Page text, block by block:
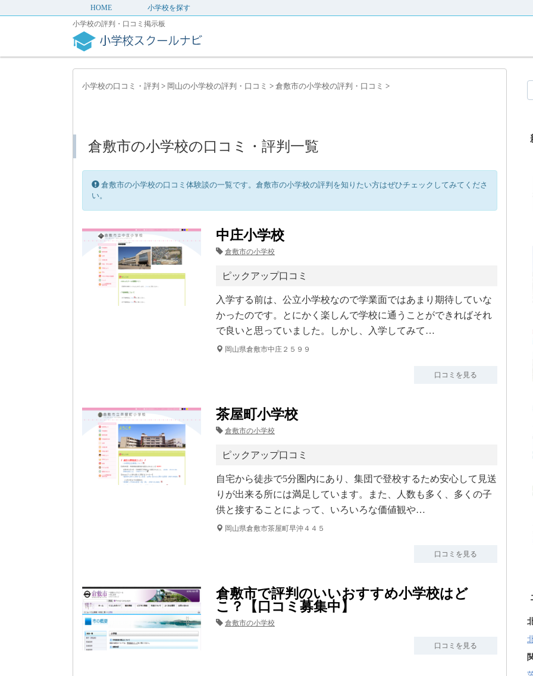
HOME
小学校を探す
小学校の評判・口コミ掲示板
小学校の口コミ・評判 > 岡山の小学校の評判・口コミ > 倉敷市の小学校の評判・口コミ >
倉敷市の小学校の口コミ・評判一覧
倉敷市の小学校の口コミ体験談の一覧です。倉敷市の小学校の評判を知りたい方はぜひチェックしてみてくださ
い。
中庄小学校
倉敷市の小学校
ピックアップ口コミ
入学する前は、公立小学校なので学業面ではあまり期待していな
かったのです。とにかく楽しんで学校に通うことができればそれ
で良いと思っていました。しかし、入学してみて…
岡山県倉敷市中庄２５９９
口コミを見る
茶屋町小学校
倉敷市の小学校
ピックアップ口コミ
自宅から徒歩で5分圏内にあり、集団で登校するため安心して見送
りが出来る所には満足しています。また、人数も多く、多くの子
供と接することによって、いろいろな価値観や…
岡山県倉敷市茶屋町早沖４４５
口コミを見る
倉敷市で評判のいいおすすめ小学校はど
こ？【口コミ募集中】
倉敷市の小学校
口コミを見る